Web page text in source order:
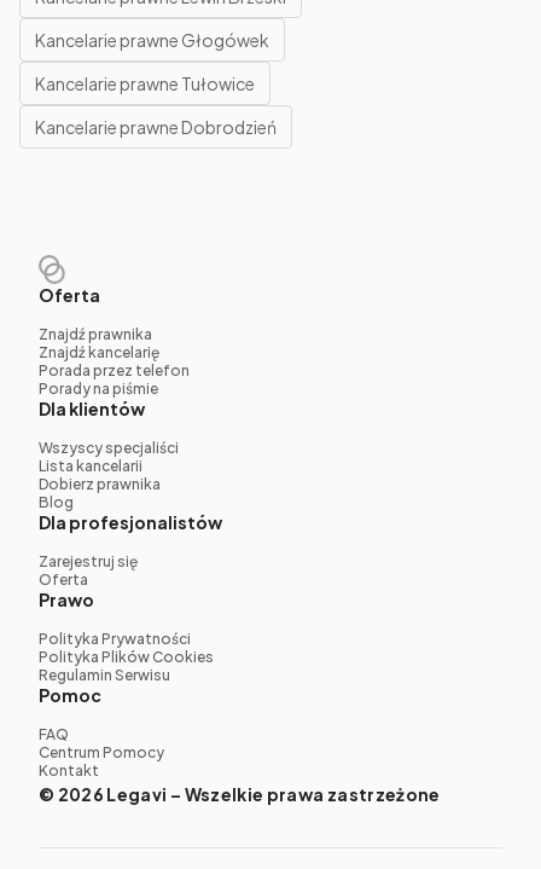
Kancelarie prawne Głogówek
Kancelarie prawne Tułowice
Kancelarie prawne Dobrodzień
Oferta
Znajdź prawnika
Znajdź kancelarię
Porada przez telefon
Porady na piśmie
Dla klientów
Wszyscy specjaliści
Lista kancelarii
Dobierz prawnika
Blog
Dla profesjonalistów
Zarejestruj się
Oferta
Prawo
Polityka Prywatności
Polityka Plików Cookies
Regulamin Serwisu
Pomoc
FAQ
Centrum Pomocy
Kontakt
© 2026 Legavi – Wszelkie prawa zastrzeżone